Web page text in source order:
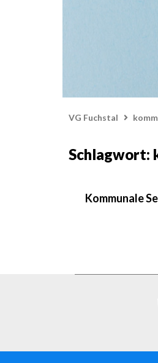
VG Fuchstal
Schlagwort:
Kommunale